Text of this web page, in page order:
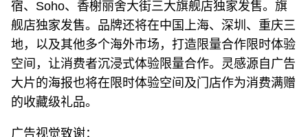
宿、Soho、香榭丽舍大街三大旗舰店独家发售。旗
舰店独家发售。品牌还将在中国上海、深圳、重庆三
地，以及其他多个海外市场，打造限量合作限时体验
空间，让消费者沉浸式体验限量合作。灵感源自广告
大片的海报也将在限时体验空间及门店作为消费满赠
的收藏级礼品。
广告视觉致谢：